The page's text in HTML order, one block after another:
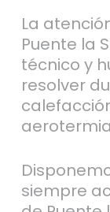
La
Puente la
técnico y
resolver
siempre